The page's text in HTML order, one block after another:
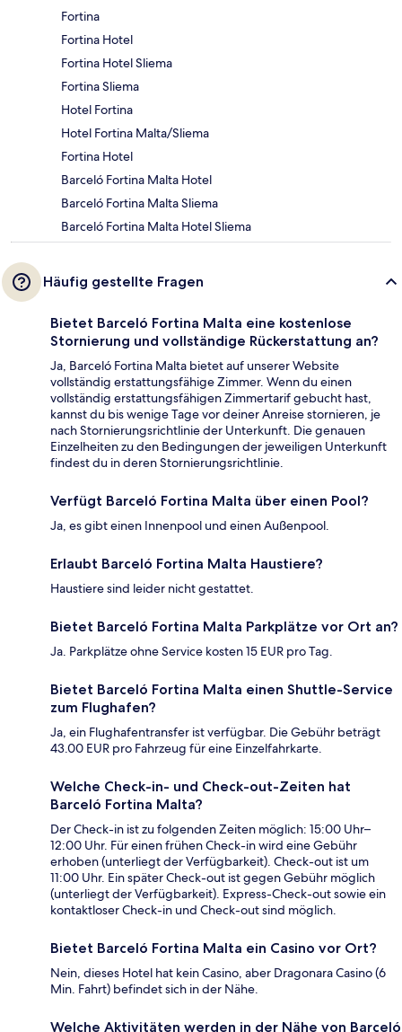
Fortina
Fortina Hotel
Fortina Hotel Sliema
Fortina Sliema
Hotel Fortina
Hotel Fortina Malta/Sliema
Fortina Hotel
Barceló Fortina Malta Hotel
Barceló Fortina Malta Sliema
Barceló Fortina Malta Hotel Sliema
Häufig gestellte Fragen
Bietet Barceló Fortina Malta eine kostenlose
Stornierung und vollständige Rückerstattung an?
Ja, Barceló Fortina Malta bietet auf unserer Website
vollständig erstattungsfähige Zimmer. Wenn du einen
vollständig erstattungsfähigen Zimmertarif gebucht hast,
kannst du bis wenige Tage vor deiner Anreise stornieren, je
nach Stornierungsrichtlinie der Unterkunft. Die genauen
Einzelheiten zu den Bedingungen der jeweiligen Unterkunft
findest du in deren Stornierungsrichtlinie.
Verfügt Barceló Fortina Malta über einen Pool?
Ja, es gibt einen Innenpool und einen Außenpool.
Erlaubt Barceló Fortina Malta Haustiere?
Haustiere sind leider nicht gestattet.
Bietet Barceló Fortina Malta Parkplätze vor Ort an?
Ja. Parkplätze ohne Service kosten 15 EUR pro Tag.
Bietet Barceló Fortina Malta einen Shuttle-Service
zum Flughafen?
Ja, ein Flughafentransfer ist verfügbar. Die Gebühr beträgt
43.00 EUR pro Fahrzeug für eine Einzelfahrkarte.
Welche Check-in- und Check-out-Zeiten hat
Barceló Fortina Malta?
Der Check-in ist zu folgenden Zeiten möglich: 15:00 Uhr–
12:00 Uhr. Für einen frühen Check-in wird eine Gebühr
erhoben (unterliegt der Verfügbarkeit). Check-out ist um
11:00 Uhr. Ein später Check-out ist gegen Gebühr möglich
(unterliegt der Verfügbarkeit). Express-Check-out sowie ein
kontaktloser Check-in und Check-out sind möglich.
Bietet Barceló Fortina Malta ein Casino vor Ort?
Nein, dieses Hotel hat kein Casino, aber Dragonara Casino (6
Min. Fahrt) befindet sich in der Nähe.
Welche Aktivitäten werden in der Nähe von Barceló